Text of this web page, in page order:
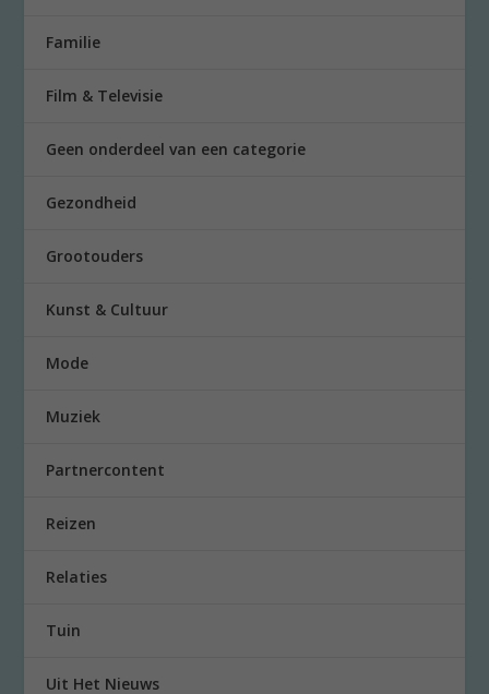
Familie
Film & Televisie
Geen onderdeel van een categorie
Gezondheid
Grootouders
Kunst & Cultuur
Mode
Muziek
Partnercontent
Reizen
Relaties
Tuin
Uit Het Nieuws